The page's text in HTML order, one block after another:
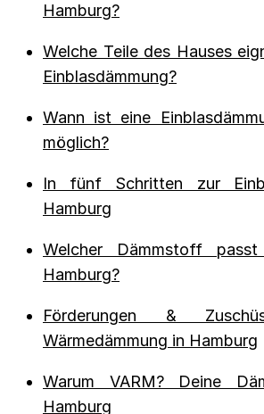
Hamburg?
Welche Teile des Hauses
Einblasdämmung?
Wann ist eine
möglich?
In fünf Schritten zur
Hamburg
Welcher Dämmstoff
Hamburg?
Förderungen &
Wärmedämmung in Hamburg
Warum VARM? Deine
Hamburg